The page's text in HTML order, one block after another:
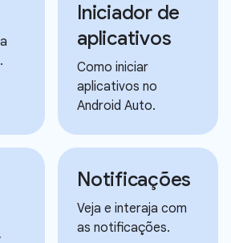
Iniciador de
aplicativos
Como iniciar
aplicativos no
Android Auto.
Notificações
Veja e interaja com
as notificações.